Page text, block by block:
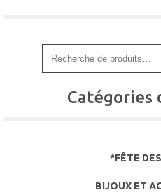
Catégories
*FÊTE
BIJOUX ET